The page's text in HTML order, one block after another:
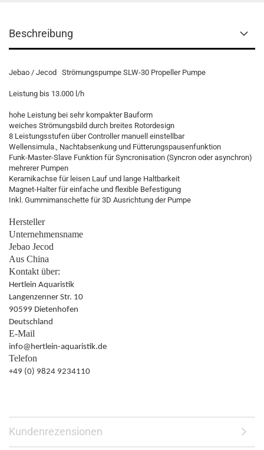
Beschreibung
Jebao / Jecod Strömungspumpe SLW-30 Propeller Pumpe
Leistung bis 13.000 l/h
hohe Leistung bei sehr kompakter Bauform
weiches Strömungsbild durch breites Rotordesign
8 Leistungsstufen über Controller manuell einstellbar
Wellensimula., Nachtabsenkung und Fütterungspausenfunktion
Funk-Master-Slave Funktion für Syncronisation (Syncron oder asynchron)
mehrerer Pumpen
Keramikachse für leisen Lauf und lange Haltbarkeit
Magnet-Halter für einfache und flexible Befestigung
Inkl. Gummimanschette für 3D Ausrichtung der Pumpe
Hersteller
Unternehmensname
Jebao Jecod
Aus China
Kontakt über:
Hertlein Aquaristik
Langenzenner Str. 10
90599 Dietenhofen
Deutschland
E-Mail
info@hertlein-aquaristik.de
Telefon
+49 (0) 9824 9234110
Kundenrezensionen